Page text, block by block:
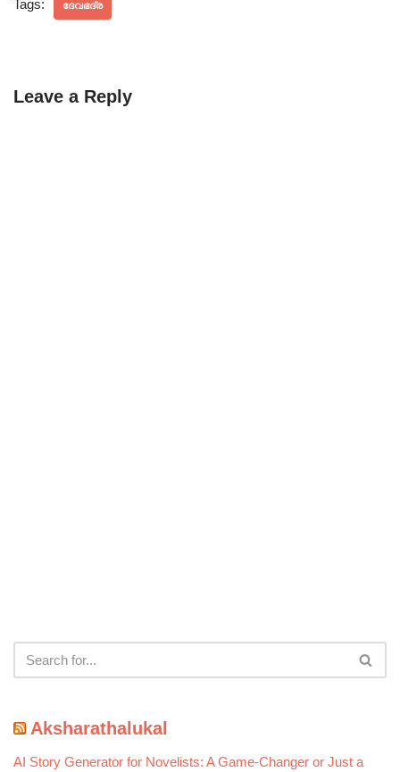
Tags: ദേവഭദ്ര
Leave a Reply
Aksharathalukal
AI Story Generator for Novelists: A Game-Changer or Just a